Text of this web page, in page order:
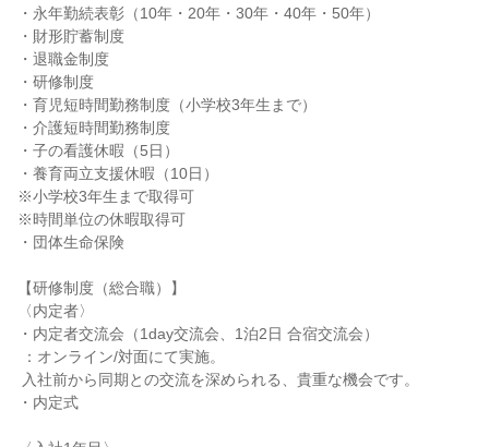
・永年勤続表彰（10年・20年・30年・40年・50年）
・財形貯蓄制度
・退職金制度
・研修制度
・育児短時間勤務制度（小学校3年生まで）
・介護短時間勤務制度
・子の看護休暇（5日）
・養育両立支援休暇（10日）
※小学校3年生まで取得可
※時間単位の休暇取得可
・団体生命保険
【研修制度（総合職）】
〈内定者〉
・内定者交流会（1day交流会、1泊2日 合宿交流会）
・内定式